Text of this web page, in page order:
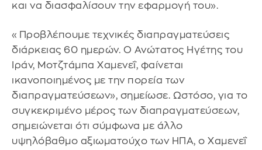
και να διασφαλίσουν την εφαρμογή του».
«Προβλέπουμε τεχνικές διαπραγματεύσεις
διάρκειας 60 ημερών. Ο Ανώτατος Ηγέτης του
Ιράν, Μοτζτάμπα Χαμενεΐ, φαίνεται
ικανοποιημένος με την πορεία των
διαπραγματεύσεων», σημείωσε. Ωστόσο, για το
συγκεκριμένο μέρος των διαπραγματεύσεων,
σημειώνεται ότι σύμφωνα με άλλο
υψηλόβαθμο αξιωματούχο των ΗΠΑ, ο Χαμενεΐ